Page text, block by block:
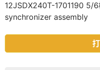
12JSDX240T-1701190 5/
synchronizer assembly